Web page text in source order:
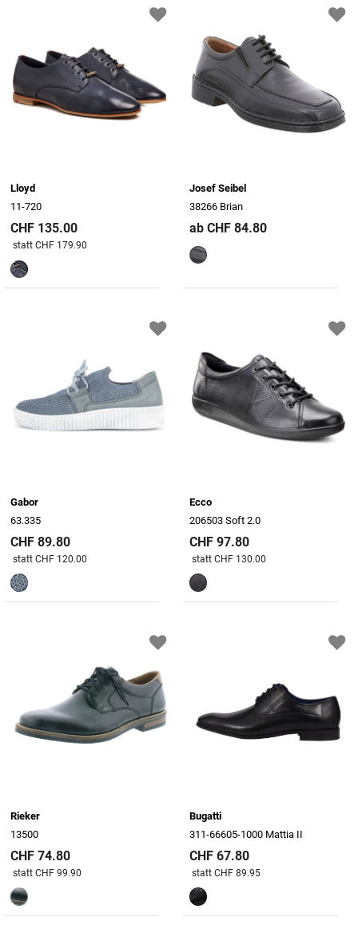
Lloyd
11-720
CHF 135.00
Preis reduziert von
statt CHF 179.90
Josef Seibel
38266 Brian
ab CHF 84.80
Gabor
63.335
CHF 89.80
Preis reduziert von
statt CHF 120.00
Ecco
206503 Soft 2.0
CHF 97.80
Preis reduziert von
statt CHF 130.00
Rieker
13500
CHF 74.80
Preis reduziert von
statt CHF 99.90
Bugatti
311-66605-1000 Mattia II
CHF 67.80
Preis reduziert von
statt CHF 89.95An